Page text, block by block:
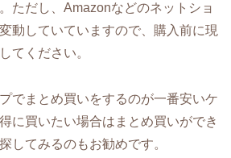
ただし、Amazonなどのネットショ
動していていますので、購入前に現
てください。
でまとめ買いをするのが一番安いケ
に買いたい場合はまとめ買いができ
してみるのもお勧めです。